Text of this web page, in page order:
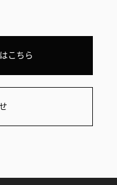
こちら